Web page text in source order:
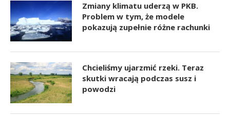
Zmiany klimatu uderzą w PKB.
Problem w tym, że modele
pokazują zupełnie różne rachunki
Chcieliśmy ujarzmić rzeki. Teraz
skutki wracają podczas susz i
powodzi